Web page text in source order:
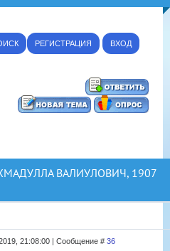
РЕГИСТРАЦИЯ ВХОД
ВАЛИУЛОВИЧ, 1907
21:08:00 | Сообщение # 36